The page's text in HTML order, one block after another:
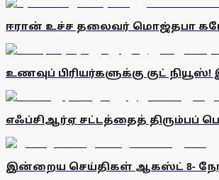
ஈரான் உச்ச தலைவர் மொஜ்தபா
உணவுப் பிரியர்களுக்கு குட்
எஃப்சிஆர்ஏ சட்டத்தைத் திரும்பப்
இன்றைய செய்திகள் ஆகஸ்ட் 8-